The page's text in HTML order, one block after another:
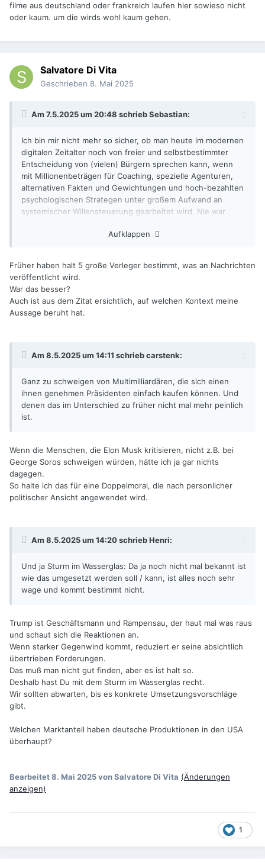
filme aus deutschland oder frankreich laufen hier sowieso nicht
oder kaum. um die wirds wohl kaum gehen.
Salvatore Di Vita
Geschrieben 8. Mai 2025
Am 7.5.2025 um 20:48 schriebSebastian:
Ich bin mir nicht mehr so sicher, ob man heute im modernen
digitalen Zeitalter noch von freier und selbstbestimmter
Entscheidung von (vielen) Bürgern sprechen kann, wenn
mit Millionenbeträgen für Coaching, spezielle Agenturen,
alternativen Fakten und Gewichtungen und hoch-bezahlten
psychologischen Strategen unter großem Aufwand an
systemischer Willensteuerung gearbeitet wird. Nie war
Aufklappen
Früher haben halt 5 große Verleger bestimmt, was an Nachrichten
veröffentlicht wird.
War das besser?
Auch ist aus dem Zitat ersichtlich, auf welchen Kontext meine
Aussage beruht hat.
Am 8.5.2025 um 14:11 schriebcarstenk:
Ganz zu schweigen von Multimilliardären, die sich einen
ihnen genehmen Präsidenten einfach kaufen können. Und
denen das im Unterschied zu früher nicht mal mehr peinlich
ist.
Wenn die Menschen, die Elon Musk kritisieren, nicht z.B. bei
George Soros schweigen würden, hätte ich ja gar nichts
dagegen.
So halte ich das für eine Doppelmoral, die nach personlicher
politischer Ansicht angewendet wird.
Am 8.5.2025 um 14:20 schriebHenri:
Und ja Sturm im Wasserglas: Da ja noch nicht mal bekannt ist
wie das umgesetzt werden soll / kann, ist alles noch sehr
wage und kommt bestimmt nicht.
Trump ist Geschäftsmann und Rampensau, der haut mal was raus
und schaut sich die Reaktionen an.
Wenn starker Gegenwind kommt, reduziert er seine absichtlich
übertrieben Forderungen.
Das muß man nicht gut finden, aber es ist halt so.
Deshalb hast Du mit dem Sturm im Wasserglas recht.
Wir sollten abwarten, bis es konkrete Umsetzungsvorschläge
gibt.
Welchen Marktanteil haben deutsche Produktionen in den USA
überhaupt?
Bearbeitet8. Mai 2025von Salvatore Di Vita (Änderungen
anzeigen)
1